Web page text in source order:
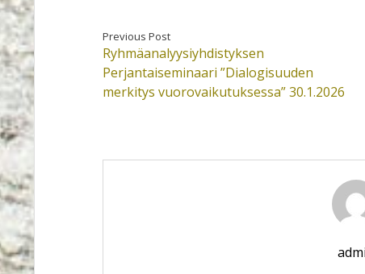
Previous Post
Ryhmäanalyysiyhdistyksen
Perjantaiseminaari ”Dialogisuuden
merkitys vuorovaikutuksessa” 30.1.2026